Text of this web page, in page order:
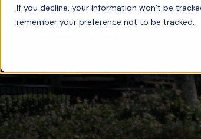
If you decline, your information won’t be
remember your preference not to be tracked.